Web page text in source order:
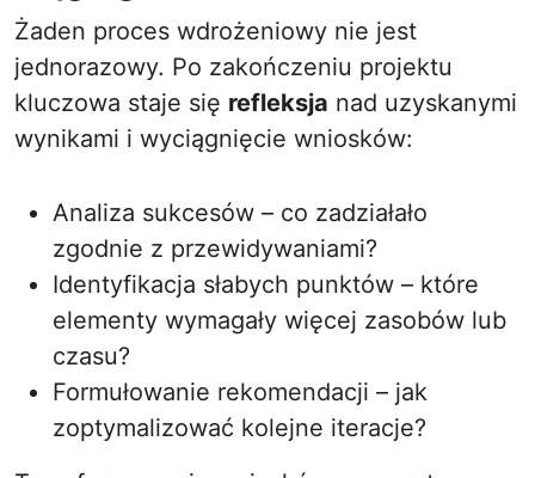
Żaden proces wdrożeniowy nie jest
jednorazowy. Po zakończeniu projektu
kluczowa staje się refleksja nad uzyskanymi
wynikami i wyciągnięcie wniosków:
Analiza sukcesów – co zadziałało
zgodnie z przewidywaniami?
Identyfikacja słabych punktów – które
elementy wymagały więcej zasobów lub
czasu?
Formułowanie rekomendacji – jak
zoptymalizować kolejne iteracje?